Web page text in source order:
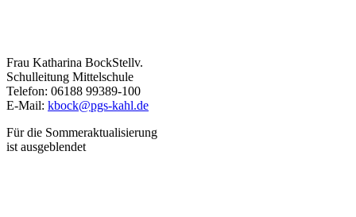
Frau Katharina BockStellv.
Schulleitung Mittelschule
Telefon: 06188 99389-100
E-Mail: kbock@pgs-kahl.de
Für die Sommeraktualisierung
ist ausgeblendet